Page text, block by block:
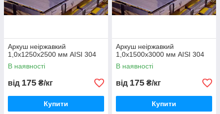
Аркуш неіржавкий
1,0х1250х2500 мм AISI 304
В наявності
від 175 ₴/кг
Купити
Аркуш неіржавкий
1,0х1500х3000 мм AISI 304
В наявності
від 175 ₴/кг
Купити